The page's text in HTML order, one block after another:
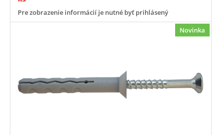
Pre zobrazenie informácií je nutné byť prihlásený
Novinka